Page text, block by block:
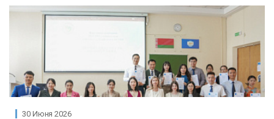
30 Июня 2026